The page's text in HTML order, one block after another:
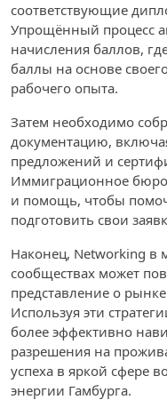
соответствующие
Упрощённый процесс
начисления баллов,
баллы на основе
рабочего опыта.
Затем необходимо
документацию,
предложений и
Иммиграционное бюро
и помощь, чтобы
подготовить свои
Наконец, Networking в
сообществах может
представление о
Используя эти
более эффективно
разрешения на
успеха в яркой сфере
энергии Гамбурга.